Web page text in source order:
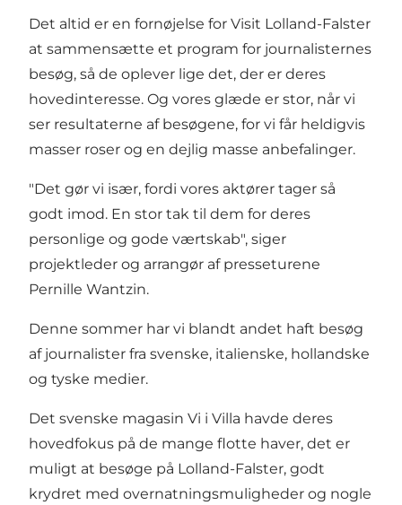
Det altid er en fornøjelse for Visit Lolland-Falster
at sammensætte et program for journalisternes
besøg, så de oplever lige det, der er deres
hovedinteresse. Og vores glæde er stor, når vi
ser resultaterne af besøgene, for vi får heldigvis
masser roser og en dejlig masse anbefalinger.
"Det gør vi især, fordi vores aktører tager så
godt imod. En stor tak til dem for deres
personlige og gode værtskab", siger
projektleder og arrangør af presseturene
Pernille Wantzin.
Denne sommer har vi blandt andet haft besøg
af journalister fra svenske, italienske, hollandske
og tyske medier.
Det svenske magasin Vi i Villa havde deres
hovedfokus på de mange flotte haver, det er
muligt at besøge på Lolland-Falster, godt
krydret med overnatningsmuligheder og nogle